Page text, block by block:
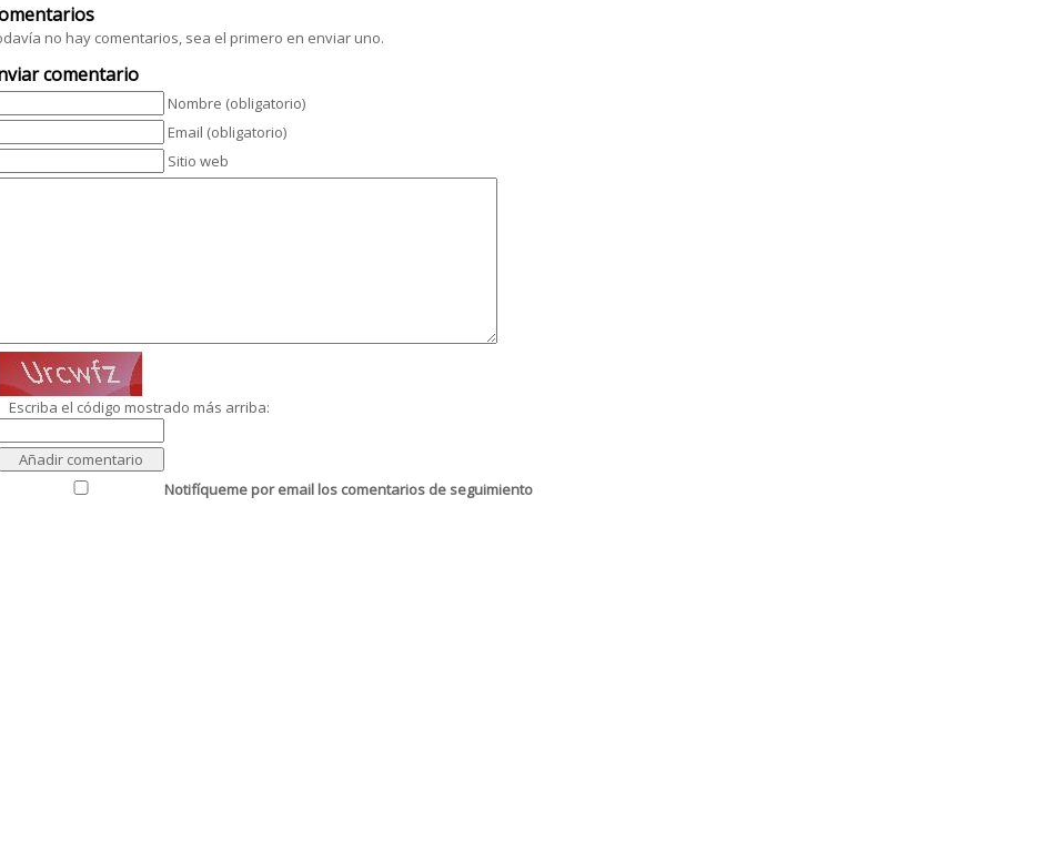
no hay comentarios, sea el primero en enviar uno.
comentario
Nombre (obligatorio)
Email (obligatorio)
Sitio web
Escriba el código mostrado más arriba:
Notifíqueme por email los comentarios de seguimiento